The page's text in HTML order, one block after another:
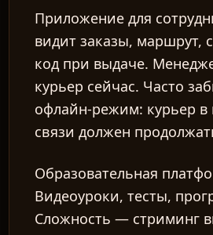
RU
Приложение для
видит заказы, маршрут,
код при выдаче.
курьер сейчас. Часто
офлайн-режим: курьер в
связи должен
Образовательная
Видеоуроки, тесты,
Сложность — стриминг